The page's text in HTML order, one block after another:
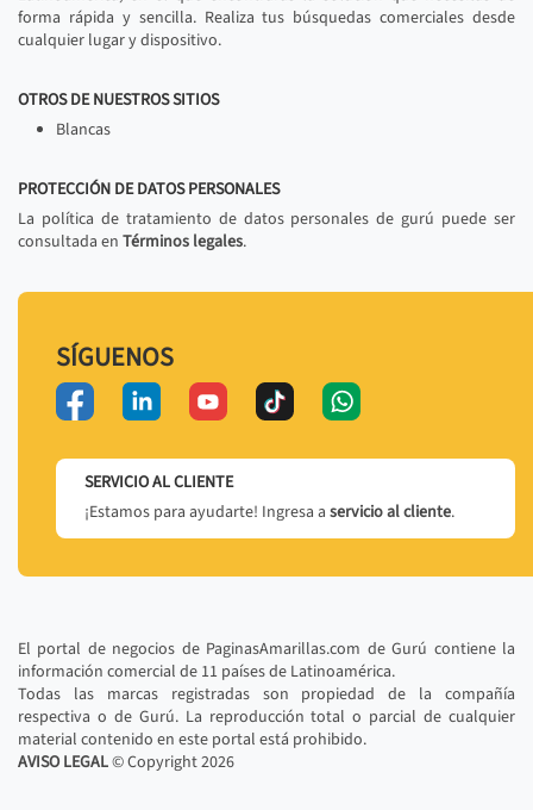
forma rápida y sencilla. Realiza tus búsquedas comerciales desde
cualquier lugar y dispositivo.
OTROS DE NUESTROS SITIOS
Blancas
PROTECCIÓN DE DATOS PERSONALES
La política de tratamiento de datos personales de gurú puede ser
consultada en Términos legales.
SÍGUENOS
SERVICIO AL CLIENTE
¡Estamos para ayudarte! Ingresa a servicio al cliente.
El portal de negocios de PaginasAmarillas.com de Gurú contiene la
información comercial de 11 países de Latinoamérica.
Todas las marcas registradas son propiedad de la compañía
respectiva o de Gurú. La reproducción total o parcial de cualquier
material contenido en este portal está prohibido.
AVISO LEGAL© Copyright2026